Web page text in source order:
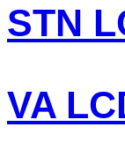
STN
VA